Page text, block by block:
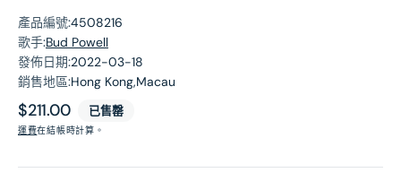
產品編號:4508216
歌手:Bud Powell
發佈日期:2022-03-18
銷售地區:Hong Kong,Macau
原
價
$211.00 已售罄
運費在結帳時計算。